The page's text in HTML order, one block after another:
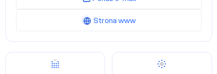
Konferencja Bankiet
Strona www